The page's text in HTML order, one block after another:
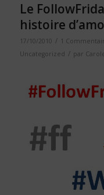
Le
histoire
17/10/2010 / 1
Uncategorized / par